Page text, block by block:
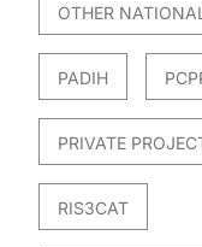
OTHER
PADIH
PRIVATE
RIS3CAT